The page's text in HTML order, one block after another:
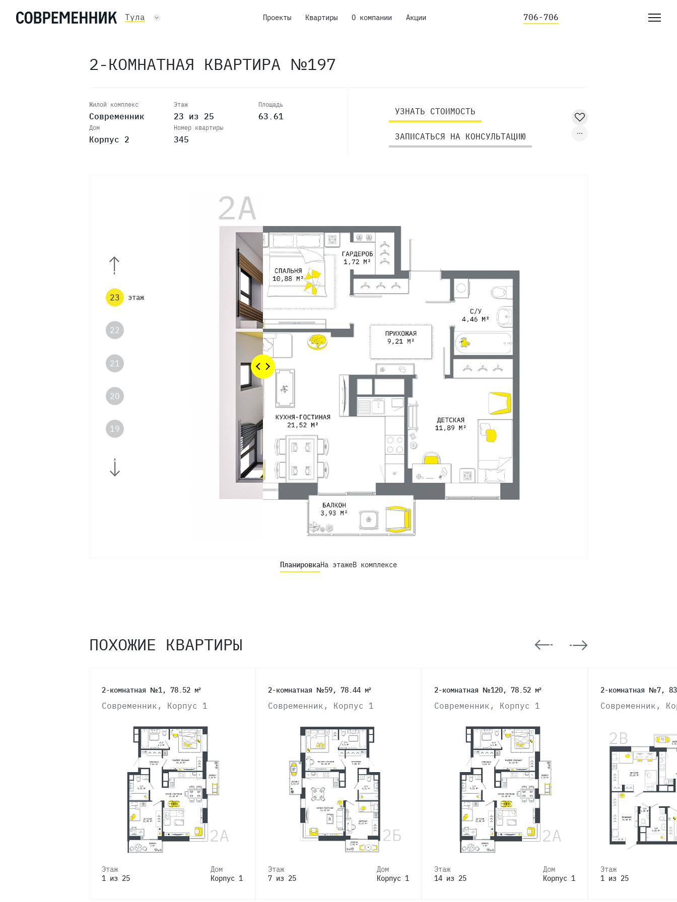
Тула Проекты Квартиры О компании Акции 706-706
2-КОМНАТНАЯ КВАРТИРА №197
Жилой комплекс
Современник
Дом
Корпус 2
Этаж
23 из 25
Номер квартиры
345
Площадь
63.61 УЗНАТЬ СТОИМОСТЬ
ЗАПИСАТЬСЯ НА КОНСУЛЬТАЦИЮ
24
23 этаж
22
21
20
19
18
11
ПланировкаНа этажеВ комплексе
ПОХОЖИЕ КВАРТИРЫ
2-комнатная №1, 78.52 м²
Современник, Корпус 1
Этаж
1 из 25
Дом
Корпус 1
2-комнатная №59, 78.44 м²
Современник, Корпус 1
Этаж
7 из 25
Дом
Корпус 1
2-комнатная №120, 78.52 м²
Современник, Корпус 1
Этаж
14 из 25
Дом
Корпус 1
2-комнатная №7,
Современник,
Этаж
1 из 25